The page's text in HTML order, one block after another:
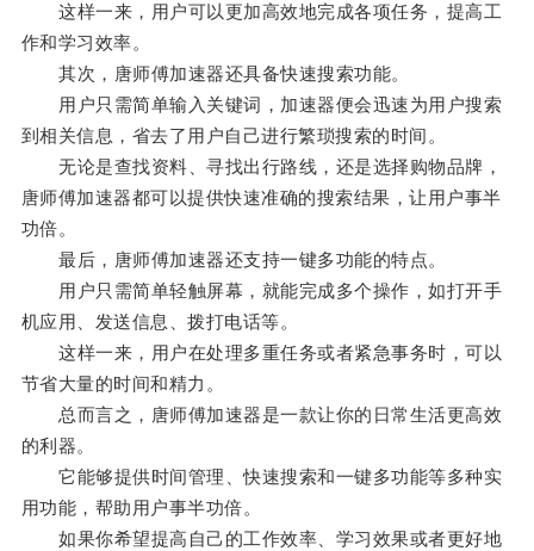
这样一来，用户可以更加高效地完成各项任务，提高工
作和学习效率。
其次，唐师傅加速器还具备快速搜索功能。
用户只需简单输入关键词，加速器便会迅速为用户搜索
到相关信息，省去了用户自己进行繁琐搜索的时间。
无论是查找资料、寻找出行路线，还是选择购物品牌，
唐师傅加速器都可以提供快速准确的搜索结果，让用户事半
功倍。
最后，唐师傅加速器还支持一键多功能的特点。
用户只需简单轻触屏幕，就能完成多个操作，如打开手
机应用、发送信息、拨打电话等。
这样一来，用户在处理多重任务或者紧急事务时，可以
节省大量的时间和精力。
总而言之，唐师傅加速器是一款让你的日常生活更高效
的利器。
它能够提供时间管理、快速搜索和一键多功能等多种实
用功能，帮助用户事半功倍。
如果你希望提高自己的工作效率、学习效果或者更好地